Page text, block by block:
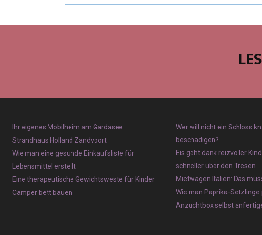
Ihr eigenes Mobilheim am Gardasee
Strandhaus Holland Zandvoort
Wie man eine gesunde Einkaufsliste für
Lebensmittel erstellt
Eine therapeutische Gewichtsweste für Kinder
Camper bett bauen
Wer will nicht ein Schloss
beschädigen?
Eis geht dank reizvoller
schneller über den Tresen
Mietwagen Italien: Das
Wie man Paprika-Setzlinge
Anzuchtbox selbst